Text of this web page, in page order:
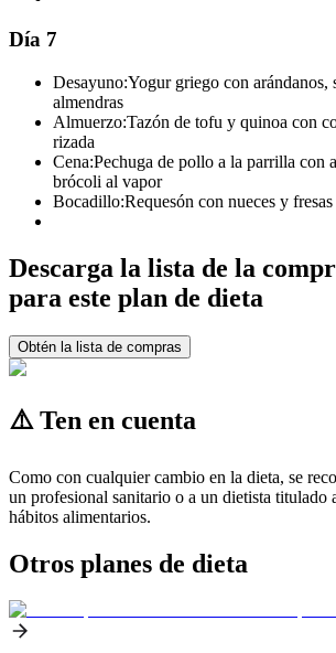
Día 7
Desayuno:Yogur griego con arándanos,
almendras
Almuerzo:Tazón de tofu y quinoa con
rizada
Cena:Pechuga de pollo a la parrilla con
brócoli al vapor
Bocadillo:Requesón con nueces y fresas
Descarga la lista de la
para este plan de dieta
Obtén la lista de compras
⚠️ Ten en cuenta
Como con cualquier cambio en la dieta, se
un profesional sanitario o a un dietista titulado
hábitos alimentarios.
Otros planes de dieta